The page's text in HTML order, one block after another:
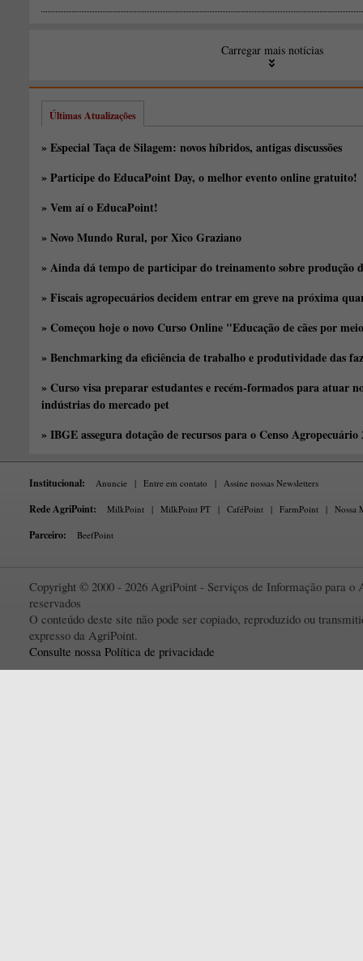
Carregar mais notícias
Últimas Atualizações
» Especial Taça de Silagem: novos híbridos, antigas discussões
» Participe do EducaPoint Day, o melhor evento online gratuito!
» Vem aí o EducaPoint!
» Novo Mundo Rural, por Xico Graziano
» Ainda dá tempo de participar do treinamento sobre produção
» Fiscais agropecuários decidem entrar em greve na próxima
» Começou hoje o novo Curso Online "Educação de cães por
» Benchmarking da eficiência de trabalho e produtividade das
» Curso visa preparar estudantes e recém-formados para atuar
indústrias do mercado pet
» IBGE assegura dotação de recursos para o Censo Agropecuário
Institucional: Anuncie | Entre em contato | Assine nossas Newsletters
Rede AgriPoint: MilkPoint | MilkPoint PT | CaféPoint | FarmPoint | Nossa
Parceiro: BeefPoint
Copyright © 2000 - 2026 AgriPoint - Serviços de Informação para o
reservados
O conteúdo deste site não pode ser copiado, reproduzido ou
expresso da AgriPoint.
Consulte nossa Política de privacidade